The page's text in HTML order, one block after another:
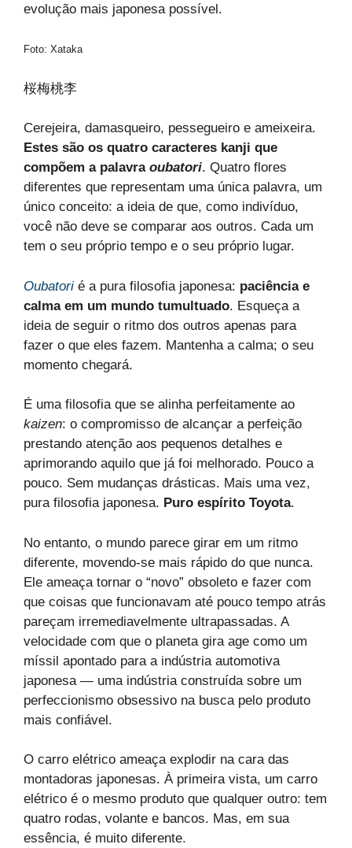
evolução mais japonesa possível.
Foto: Xataka
桜梅桃李
Cerejeira, damasqueiro, pessegueiro e ameixeira.
Estes são os quatro caracteres kanji que
compõem a palavra oubatori. Quatro flores
diferentes que representam uma única palavra, um
único conceito: a ideia de que, como indivíduo,
você não deve se comparar aos outros. Cada um
tem o seu próprio tempo e o seu próprio lugar.
Oubatori é a pura filosofia japonesa: paciência e
calma em um mundo tumultuado. Esqueça a
ideia de seguir o ritmo dos outros apenas para
fazer o que eles fazem. Mantenha a calma; o seu
momento chegará.
É uma filosofia que se alinha perfeitamente ao
kaizen: o compromisso de alcançar a perfeição
prestando atenção aos pequenos detalhes e
aprimorando aquilo que já foi melhorado. Pouco a
pouco. Sem mudanças drásticas. Mais uma vez,
pura filosofia japonesa. Puro espírito Toyota.
No entanto, o mundo parece girar em um ritmo
diferente, movendo-se mais rápido do que nunca.
Ele ameaça tornar o “novo” obsoleto e fazer com
que coisas que funcionavam até pouco tempo atrás
pareçam irremediavelmente ultrapassadas. A
velocidade com que o planeta gira age como um
míssil apontado para a indústria automotiva
japonesa — uma indústria construída sobre um
perfeccionismo obsessivo na busca pelo produto
mais confiável.
O carro elétrico ameaça explodir na cara das
montadoras japonesas. À primeira vista, um carro
elétrico é o mesmo produto que qualquer outro: tem
quatro rodas, volante e bancos. Mas, em sua
essência, é muito diferente.